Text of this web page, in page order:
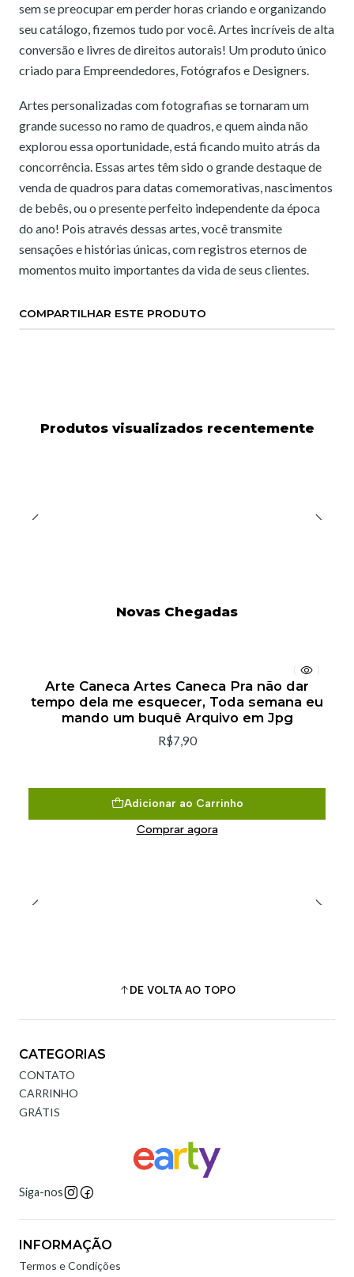
sem se preocupar em perder horas criando e organizando
seu catálogo, fizemos tudo por você. Artes incríveis de alta
conversão e livres de direitos autorais! Um produto único
criado para Empreendedores, Fotógrafos e Designers.
Artes personalizadas com fotografias se tornaram um
grande sucesso no ramo de quadros, e quem ainda não
explorou essa oportunidade, está ficando muito atrás da
concorrência. Essas artes têm sido o grande destaque de
venda de quadros para datas comemorativas, nascimentos
de bebês, ou o presente perfeito independente da época
do ano! Pois através dessas artes, você transmite
sensações e histórias únicas, com registros eternos de
momentos muito importantes da vida de seus clientes.
COMPARTILHAR ESTE PRODUTO
Produtos visualizados recentemente
Novas Chegadas
Arte Caneca Artes Caneca Pra não dar
tempo dela me esquecer, Toda semana eu
mando um buquê Arquivo em Jpg
R$7,90
Adicionar ao Carrinho
Comprar agora
DE VOLTA AO TOPO
CATEGORIAS
CONTATO
CARRINHO
GRÁTIS
Siga-nos
INFORMAÇÃO
Termos e Condições